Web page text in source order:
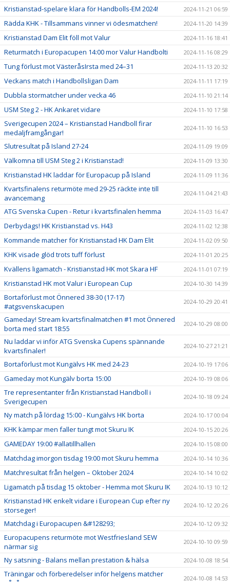
Kristianstad-spelare klara för Handbolls-EM 2024! 2024-11-21 06:59
Rädda KHK - Tillsammans vinner vi ödesmatchen! 2024-11-20 14:39
Kristianstad Dam Elit föll mot Valur 2024-11-16 18:41
Returmatch i Europacupen 14:00 mor Valur Handbolti 2024-11-16 08:29
Tung förlust mot VästeråsIrsta med 24–31 2024-11-13 20:32
Veckans match i Handbollsligan Dam 2024-11-11 17:19
Dubbla stormatcher under vecka 46 2024-11-10 21:14
USM Steg 2 - HK Ankaret vidare 2024-11-10 17:58
Sverigecupen 2024 – Kristianstad Handboll firar
medaljframgångar!
2024-11-10 16:53
Slutresultat på Island 27-24 2024-11-09 19:09
Välkomna till USM Steg 2 i Kristianstad! 2024-11-09 13:30
Kristianstad HK laddar för Europacup på Island 2024-11-09 11:36
Kvartsfinalens returmöte med 29-25 räckte inte till
avancemang
2024-11-04 21:43
ATG Svenska Cupen - Retur i kvartsfinalen hemma 2024-11-03 16:47
Derbydags! HK Kristianstad vs. H43 2024-11-02 12:38
Kommande matcher för Kristianstad HK Dam Elit 2024-11-02 09:50
KHK visade glöd trots tuff förlust 2024-11-01 20:25
Kvällens ligamatch - Kristianstad HK mot Skara HF 2024-11-01 07:19
Kristianstad HK mot Valur i European Cup 2024-10-30 14:39
Bortaförlust mot Önnered 38-30 (17-17)
#atgsvenskacupen
2024-10-29 20:41
Gameday! Stream kvartsfinalmatchen #1 mot Önnered
borta med start 18:55
2024-10-29 08:00
Nu laddar vi inför ATG Svenska Cupens spännande
kvartsfinaler!
2024-10-27 21:21
Bortaförlust mot Kungälvs HK med 24-23 2024-10-19 17:06
Gameday mot Kungälv borta 15:00 2024-10-19 08:06
Tre representanter från Kristianstad Handboll i
Sverigecupen
2024-10-18 09:24
Ny match på lördag 15:00 - Kungälvs HK borta 2024-10-17 00:04
KHK kämpar men faller tungt mot Skuru IK 2024-10-15 20:26
GAMEDAY 19:00 #allatillhallen 2024-10-15 08:00
Matchdag imorgon tisdag 19:00 mot Skuru hemma 2024-10-14 10:36
Matchresultat från helgen – Oktober 2024 2024-10-14 10:02
Ligamatch på tisdag 15 oktober - Hemma mot Skuru IK 2024-10-13 10:12
Kristianstad HK enkelt vidare i European Cup efter ny
storseger!
2024-10-12 20:26
Matchdag i Europacupen &#128293; 2024-10-12 09:32
Europacupens returmöte mot Westfriesland SEW
närmar sig
2024-10-10 09:59
Ny satsning - Balans mellan prestation & hälsa 2024-10-08 18:54
Träningar och förberedelser inför helgens matcher
2024-10-08 14:53